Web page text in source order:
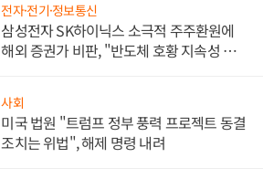
전자·전기·정보통신
삼성전자 SK하이닉스 소극적 주주환원에
해외 증권가 비판, "반도체 호황 지속성 의
사회
미국 법원 "트럼프 정부 풍력 프로젝트 동결
조치는 위법", 해제 명령 내려